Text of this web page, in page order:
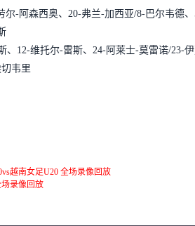
尔-阿森西奥、20-弗兰-加西亚/8-巴尔韦德
、12-维托尔-雷斯、24-阿莱士-莫雷诺/23-
韦里
越南女足U20 全场录像回放
录像回放